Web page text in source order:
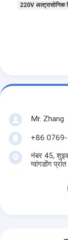
एयर फिल्टर
अर्ध स्वचालित
फ़्रेम वेल्डर
एयर कंडीशनिंग
वायु शोधक फ़िल्टर
एल्यूमिनियम बैग
220V अल्ट्रासोनिक
Mr. Zhang
+86
नंबर 45,
ग्वांगडोंग प्रांत